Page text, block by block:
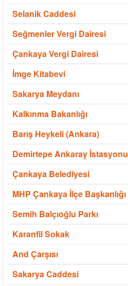
Selanik Caddesi
Seğmenler Vergi Dairesi
Çankaya Vergi Dairesi
İmge Kitabevi
Sakarya Meydanı
Kalkınma Bakanlığı
Barış Heykeli (Ankara)
Demirtepe Ankaray İstasyonu
Çankaya Belediyesi
MHP Çankaya İlçe Başkanlığı
Semih Balçıoğlu Parkı
Karanfil Sokak
And Çarşısı
Sakarya Caddesi